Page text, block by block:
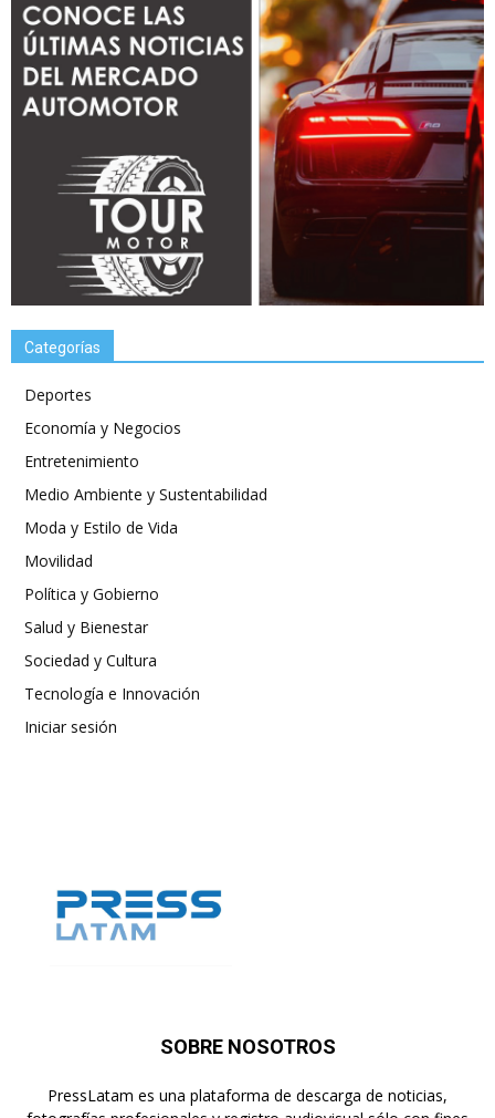
Categorías
Deportes
Economía y Negocios
Entretenimiento
Medio Ambiente y Sustentabilidad
Moda y Estilo de Vida
Movilidad
Política y Gobierno
Salud y Bienestar
Sociedad y Cultura
Tecnología e Innovación
Iniciar sesión
SOBRE NOSOTROS
PressLatam es una plataforma de descarga de noticias,